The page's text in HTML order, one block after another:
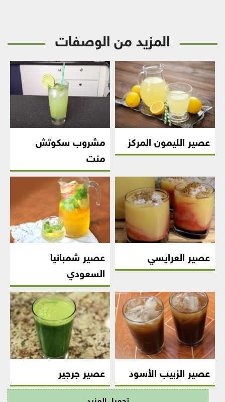
المزيد من الوصفات
عصير الليمون المركز
مشروب سكوتش
منت
عصير العرايسي
عصير شمبانيا
السعودي
عصير الزبيب الأسود عصير جرجير